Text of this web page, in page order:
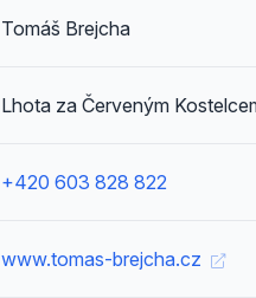
Tomáš Brejcha
Lhota za Červeným
+420 603 828 822
www.tomas-brejcha.cz